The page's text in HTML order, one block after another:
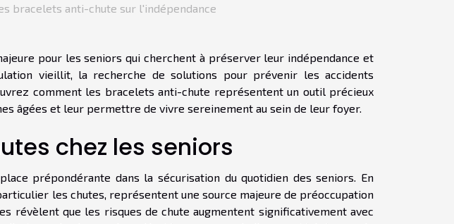
bracelets anti-chute sur l'indépendance
pour les seniors qui cherchent à préserver leur indépendance et
vieillit, la recherche de solutions pour prévenir les accidents
comment les bracelets anti-chute représentent un outil précieux
âgées et leur permettre de vivre sereinement au sein de leur foyer.
chez les seniors
prépondérante dans la sécurisation du quotidien des seniors. En
les chutes, représentent une source majeure de préoccupation
révèlent que les risques de chute augmentent significativement avec